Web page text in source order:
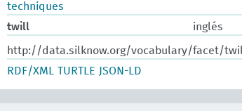
techniques
twill inglés
http://data.silknow.org/vocabulary/facet/twill
RDF/XML TURTLE JSON-LD